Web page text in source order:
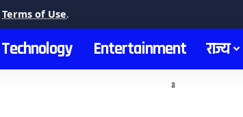
Terms of Use.
Technology Entertainment राज्य
a